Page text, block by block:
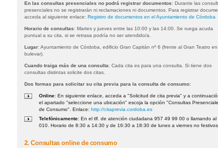
En las consultas presenciales no podrá registrar documentos: Durante las
presenciales no se registrarán ni reclamaciones ni documentos. Para registrar
acceda al siguiente enlace: Registro de documentos en el Ayuntamiento de Córdoba
Horario de consultas: Martes y jueves entre las 10:00 y las 14:00. Se ruega acuda
puntual a su cita, si se retrasa podría no ser atendido/a.
Lugar: Ayuntamiento de Córdoba, edificio Gran Capitán nº 6 (frente al Gran Teatro
bulevar).
Cuando traiga más de una consulta: Cada cita es para una consulta. Si tiene dos
consultas distintas solicite dos citas.
Dos formas para solicitar su cita previa para la consulta de consumo:
Online: En siguiente enlace, acceda a "Solicitud de cita previa" y a
el apartado "seleccione una ubicación" escoja la opción "Consultas
de Consumo". Enlace: http://citaprevia.cordoba.es
Telefónicamente: En el tlf. de atención ciudadana 957 49 99 00 o llamando al
010. Horario de 8:30 a 14:30 y de 16:30 a 18:30 de lunes a viernes no
2. Consultas online de consumo